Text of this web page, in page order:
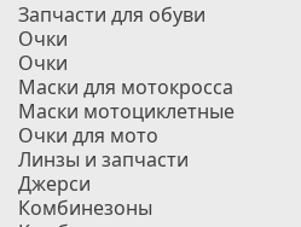
Запчасти для обуви
Очки
Очки
Маски для мотокросса
Маски мотоциклетные
Очки для мото
Линзы и запчасти
Джерси
Комбинезоны